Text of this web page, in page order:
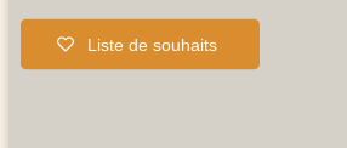
Liste de souhaits